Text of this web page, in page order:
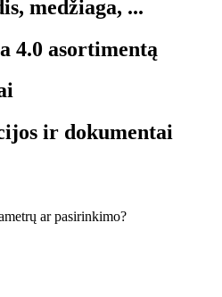
medžiaga, ...
4.0 asortimentą
ir dokumentai
ar pasirinkimo?